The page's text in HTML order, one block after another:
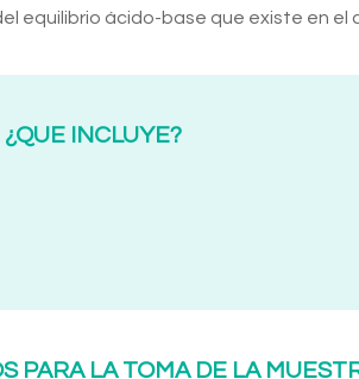
equilibrio ácido-base que existe en el
¿QUE INCLUYE?
PARA LA TOMA DE LA